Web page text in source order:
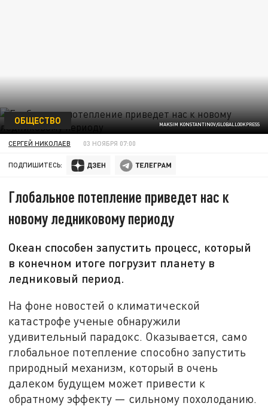
MAKSIM KONSTANTINOV/GLOBALLOOKPRESS
ОБЩЕСТВО
СЕРГЕЙ НИКОЛАЕВ 03 НОЯБРЯ 07:00
ПОДПИШИТЕСЬ:
Глобальное потепление приведет нас к
новому ледниковому периоду
Океан способен запустить процесс, который
в конечном итоге погрузит планету в
ледниковый период.
На фоне новостей о климатической
катастрофе ученые обнаружили
удивительный парадокс. Оказывается, само
глобальное потепление способно запустить
природный механизм, который в очень
далеком будущем может привести к
обратному эффекту — сильному похолоданию.